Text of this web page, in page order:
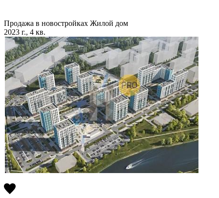
Продажа в новостройках Жилой дом
2023 г., 4 кв.